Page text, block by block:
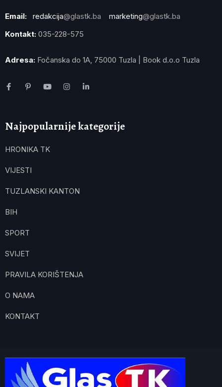
Email: redakcija@glastk.ba marketing@glastk.ba
Kontakt: 035-228-575
Adresa: Fočanska do 1A, 75000 Tuzla | Book d.o.o Tuzla
Najpopularnije kategorije
HRONIKA TK
VIJESTI
TUZLANSKI KANTON
BIH
SPORT
SVIJET
PRAVILA KORIŠTENJA
O NAMA
KONTAKT